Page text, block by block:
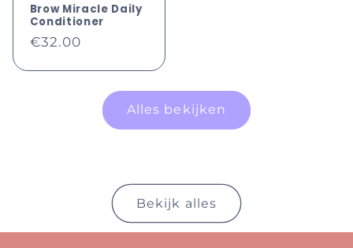
Brow Miracle Daily
Conditioner
Normale
€32.00
Alles bekijken
Bekijk alles